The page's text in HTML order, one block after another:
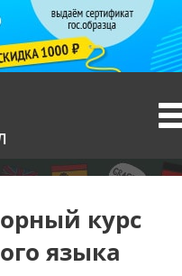
курс
языка